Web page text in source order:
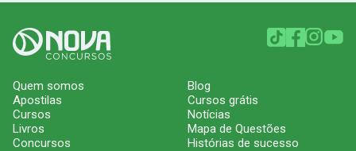
Quem somos
Apostilas
Cursos
Livros
Concursos
Blog
Cursos grátis
Notícias
Mapa de Questões
Histórias de sucesso